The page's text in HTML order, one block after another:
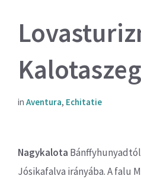
in Aventura, Echitatie
Nagykalota
Jósikafalva irányába. A falu